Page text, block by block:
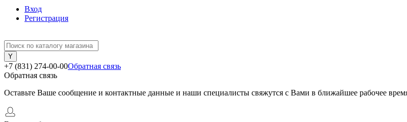
Вход
Регистрация
+7 (831) 274-00-00Обратная связь
Обратная связь
Оставьте Ваше сообщение и контактные данные и наши специалисты свяжутся с Вами в ближайшее рабочее